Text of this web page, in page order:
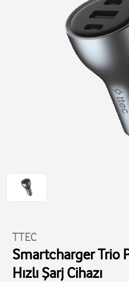
TTEC
Smartcharger Trio
Hızlı Şarj Cihazı